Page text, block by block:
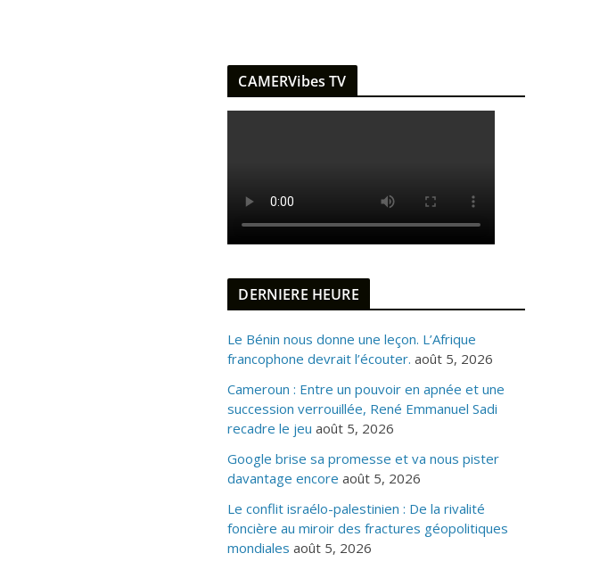
CAMERVibes TV
DERNIERE HEURE
Le Bénin nous donne une leçon. L’Afrique
francophone devrait l’écouter. août 5, 2026
Cameroun : Entre un pouvoir en apnée et une
succession verrouillée, René Emmanuel Sadi
recadre le jeu août 5, 2026
Google brise sa promesse et va nous pister
davantage encore août 5, 2026
Le conflit israélo-palestinien : De la rivalité
foncière au miroir des fractures géopolitiques
mondiales août 5, 2026